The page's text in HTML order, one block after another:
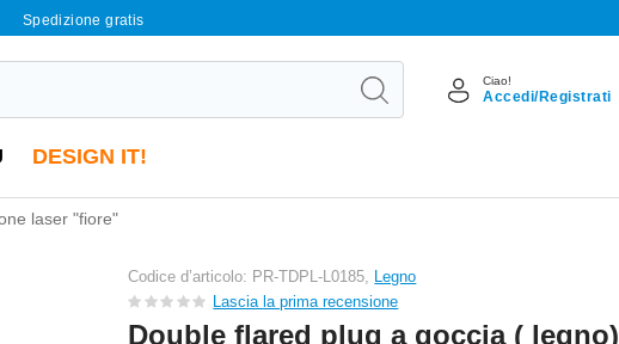
Spedizione gratis
Ciao!
Accedi/Registrati
DESIGN IT!
laser "fiore"
Codice d’articolo: PR-TDPL-L0185, Legno
Lascia la prima recensione
Double flared plug a goccia ( legno)